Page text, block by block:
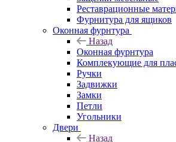
Реставрационные
Фурнитура для ящиков
Оконная фурнтура
Назад
Оконная фурнтура
Комплекующие для
Ручки
Задвижки
Замки
Петли
Угольники
Двери
Назад